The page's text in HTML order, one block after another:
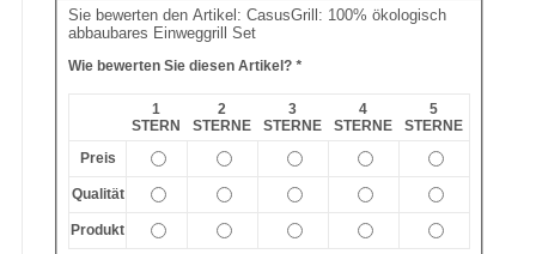
Sie bewerten den Artikel: CasusGrill: 100% ökologisch
abbaubares Einweggrill Set
Wie bewerten Sie diesen Artikel? *
1
STERN
2
STERNE
3
STERNE
4
STERNE
5
STERNE
Preis
Qualität
Produkt